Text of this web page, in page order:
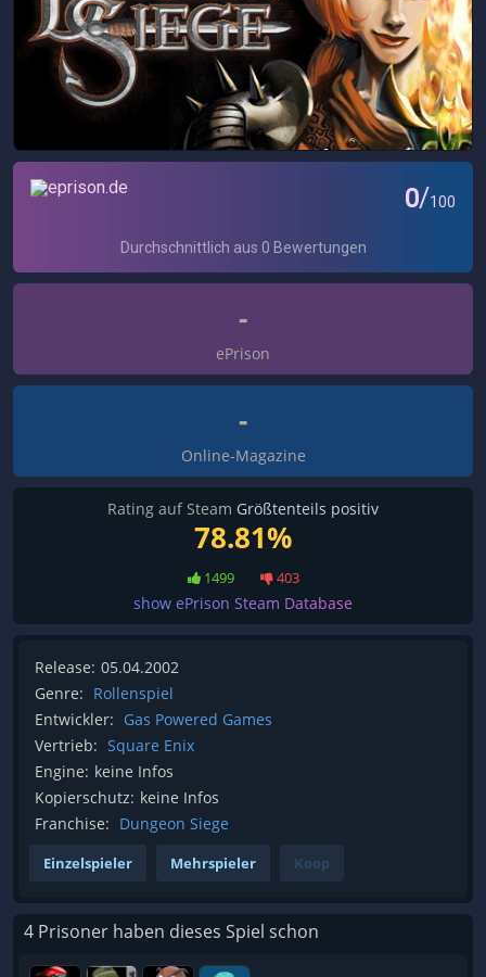
-
ePrison
-
Online-Magazine
Rating auf Steam Größtenteils positiv
78.81%
1499 403
show ePrison Steam Database
Release: 05.04.2002
Genre: Rollenspiel
Entwickler: Gas Powered Games
Vertrieb: Square Enix
Engine: keine Infos
Kopierschutz: keine Infos
Franchise: Dungeon Siege
Einzelspieler Mehrspieler Koop
4 Prisoner haben dieses Spiel schon